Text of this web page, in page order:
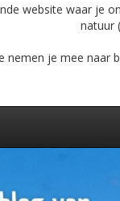
website waar je
natuur
nemen je mee naar